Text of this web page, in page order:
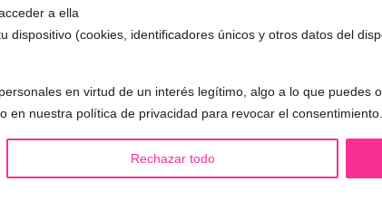
a ella
dispositivo (cookies, identificadores únicos y otros datos del
en virtud de un interés legítimo, algo a lo que puedes
en nuestra política de privacidad para revocar el consentimiento.
Rechazar todo
CITA GRATUITA con Mariela
primera cita, evaluará tu voz, te
el entrenamiento vocal y
tus preguntas.